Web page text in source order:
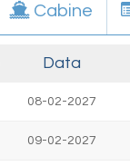
Cabine
Data
08-02-2027
09-02-2027